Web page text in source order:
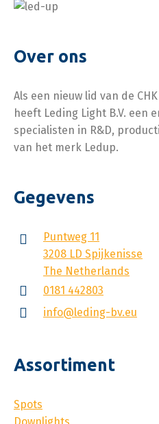
Over ons
Als een nieuw lid van de
heeft Leding Light B.V. een
specialisten in R&D,
van het merk Ledup.
Gegevens
Puntweg 11
3208 LD Spijkenisse
The Netherlands
0181 442803
info@leding-bv.eu
Assortiment
Spots